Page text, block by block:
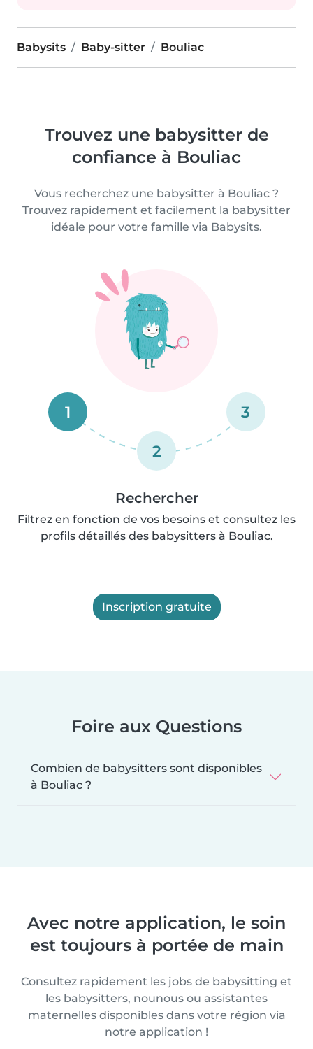
Babysits Baby-sitter Bouliac
Trouvez une babysitter de
confiance à Bouliac
Vous recherchez une babysitter à Bouliac ?
Trouvez rapidement et facilement la babysitter
idéale pour votre famille via Babysits.
1
2
3
Rechercher
Filtrez en fonction de vos besoins et consultez les
profils détaillés des babysitters à Bouliac.
Inscription gratuite
Foire aux Questions
Combien de babysitters sont disponibles
à Bouliac ?
Avec notre application, le soin
est toujours à portée de main
Consultez rapidement les jobs de babysitting et
les babysitters, nounous ou assistantes
maternelles disponibles dans votre région via
notre application !